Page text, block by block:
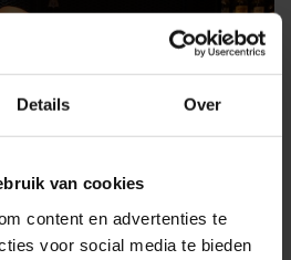
Details Over
van cookies
content en advertenties te
voor social media te bieden